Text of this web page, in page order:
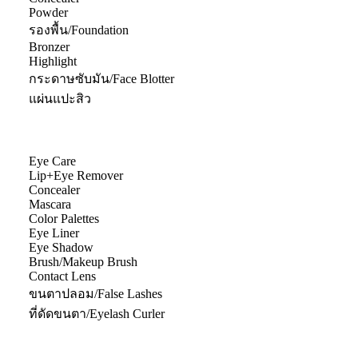
Powder
รองพื้น/Foundation
Bronzer
Highlight
กระดาษซับมัน/Face Blotter
แผ่นแปะสิว
Eye Care
Lip+Eye Remover
Concealer
Mascara
Color Palettes
Eye Liner
Eye Shadow
Brush/Makeup Brush
Contact Lens
ขนตาปลอม/False Lashes
ที่ดัดขนตา/Eyelash Curler